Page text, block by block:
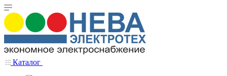
Каталог